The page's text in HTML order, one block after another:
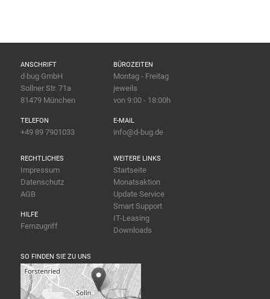
ANSCHRIFT
d·bug GmbH
Sollner Str. 71a
81479 München
TELEFON
+49 89 7901033
BÜROZEITEN
Montag - Freitag
jeweils
von 9:00 - 18:00h
E-MAIL
info@d-bug.de
RECHTLICHES
Impressum
Datenschutz
AGB
HILFE
Fernzugriff
WEITERE LINKS
Startseite
Monatsaktion
Update Service
Smart Support
IT-Leasing
Downloads
SO FINDEN SIE ZU UNS